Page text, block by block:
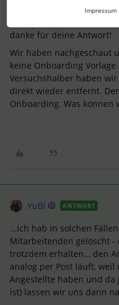
danke für deine Antwort!
Wir haben nachgeschaut
keine Onboarding
Versuchshalber haben
direkt wieder entfernt.
Onboarding. Was können
YuBl ANTWORT
...ich hab in solchen
Mitarbeitenden gelöscht
trotzdem erhalten… den
analog per Post läuft,
Angestellte haben und
ist) lassen wir uns dann
Impressum